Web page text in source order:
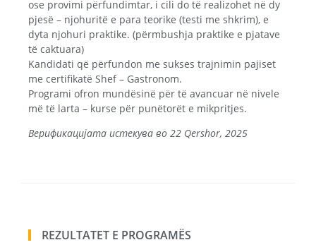
ose provimi përfundimtar, i cili do të realizohet në dy
pjesë – njohuritë e para teorike (testi me shkrim), e
dyta njohuri praktike. (përmbushja praktike e pjatave
të caktuara)
Kandidati që përfundon me sukses trajnimin pajiset
me certifikatë Shef – Gastronom.
Programi ofron mundësinë për të avancuar në nivele
më të larta – kurse për punëtorët e mikpritjes.
Верификацијата истекува во 22 Qershor, 2025
REZULTATET E PROGRAMËS